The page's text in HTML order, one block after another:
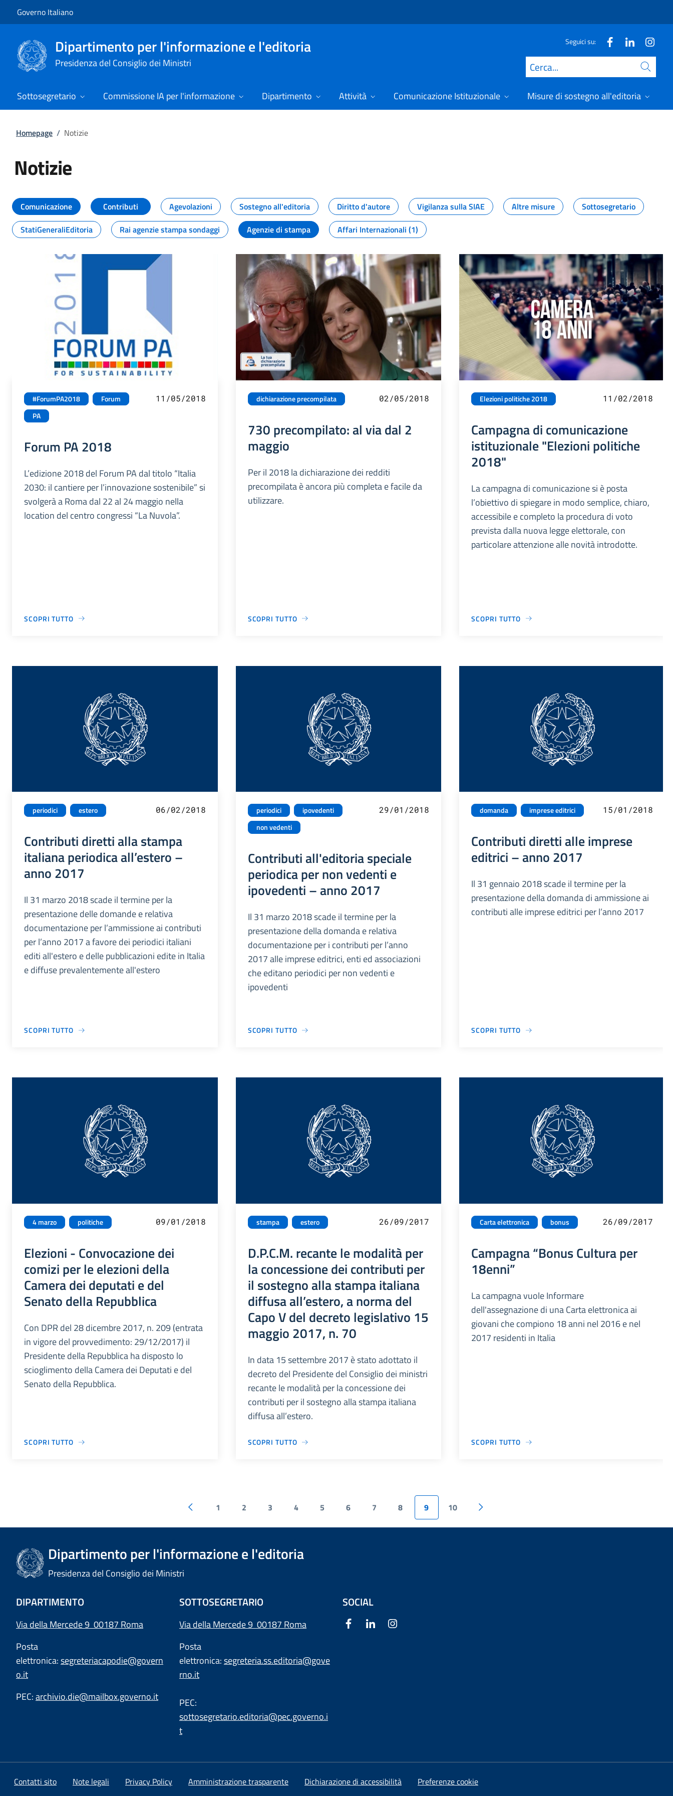
Governo Italiano
Dipartimento per l'informazione e l'editoria
Presidenza del Consiglio dei Ministri
Seguici su:
Cerca
Sottosegretario Commissione IA per l'informazione Dipartimento Attività Comunicazione Istituzionale Misure di sostegno all'editoria
Homepage / Notizie
Notizie
Tutti i contenuti della pagina Notizie
Comunicazione Contributi Agevolazioni Sostegno all'editoria Diritto d'autore Vigilanza sulla SIAE Altre misure
Sottosegretario
StatiGeneraliEditoria
Rai agenzie stampa sondaggi Agenzie di stampa Affari Internazionali (1)
#ForumPA2018
Forum
PA
11/05/2018
Forum PA 2018
L’edizione 2018 del Forum PA dal titolo “Italia
2030: il cantiere per l’innovazione sostenibile” si
svolgerà a Roma dal 22 al 24 maggio nella
location del centro congressi “La Nuvola”.
SCOPRI TUTTO
dichiarazione precompilata 02/05/2018
730 precompilato: al via dal 2
maggio
Per il 2018 la dichiarazione dei redditi
precompilata è ancora più completa e facile da
utilizzare.
SCOPRI TUTTO
Elezioni politiche 2018 11/02/2018
Campagna di comunicazione
istituzionale "Elezioni politiche
2018"
La campagna di comunicazione si è posta
l’obiettivo di spiegare in modo semplice, chiaro,
accessibile e completo la procedura di voto
prevista dalla nuova legge elettorale, con
particolare attenzione alle novità introdotte.
SCOPRI TUTTO
periodici estero 06/02/2018
Contributi diretti alla stampa
italiana periodica all’estero –
anno 2017
Il 31 marzo 2018 scade il termine per la
presentazione delle domande e relativa
documentazione per l’ammissione ai contributi
per l’anno 2017 a favore dei periodici italiani
editi all'estero e delle pubblicazioni edite in Italia
e diffuse prevalentemente all'estero
SCOPRI TUTTO
periodici
ipovedenti
non vedenti
29/01/2018
Contributi all'editoria speciale
periodica per non vedenti e
ipovedenti – anno 2017
Il 31 marzo 2018 scade il termine per la
presentazione della domanda e relativa
documentazione per i contributi per l’anno
2017 alle imprese editrici, enti ed associazioni
che editano periodici per non vedenti e
ipovedenti
SCOPRI TUTTO
domanda imprese editrici 15/01/2018
Contributi diretti alle imprese
editrici – anno 2017
Il 31 gennaio 2018 scade il termine per la
presentazione della domanda di ammissione ai
contributi alle imprese editrici per l’anno 2017
SCOPRI TUTTO
4 marzo politiche 09/01/2018
Elezioni - Convocazione dei
comizi per le elezioni della
Camera dei deputati e del
Senato della Repubblica
Con DPR del 28 dicembre 2017, n. 209 (entrata
in vigore del provvedimento: 29/12/2017) il
Presidente della Repubblica ha disposto lo
scioglimento della Camera dei Deputati e del
Senato della Repubblica.
SCOPRI TUTTO
stampa estero 26/09/2017
D.P.C.M. recante le modalità per
la concessione dei contributi per
il sostegno alla stampa italiana
diffusa all’estero, a norma del
Capo V del decreto legislativo 15
maggio 2017, n. 70
In data 15 settembre 2017 è stato adottato il
decreto del Presidente del Consiglio dei ministri
recante le modalità per la concessione dei
contributi per il sostegno alla stampa italiana
diffusa all’estero.
SCOPRI TUTTO
Carta elettronica bonus 26/09/2017
Campagna “Bonus Cultura per
18enni”
La campagna vuole Informare
dell'assegnazione di una Carta elettronica ai
giovani che compiono 18 anni nel 2016 e nel
2017 residenti in Italia
SCOPRI TUTTO
1 2 3 4 5 6 7 8 9 10
Dipartimento per l'informazione e l'editoria
Presidenza del Consiglio dei Ministri
DIPARTIMENTO
Via della Mercede 9 00187 Roma
Posta
elettronica:segreteriacapodie@govern
o.it
PEC:archivio.die@mailbox.governo.it
SOTTOSEGRETARIO
Via della Mercede 9 00187 Roma
Posta
elettronica:segreteria.ss.editoria@gove
rno.it
PEC:
sottosegretario.editoria@pec.governo.i
t
SOCIAL
Contatti sito Note legali Privacy Policy Amministrazione trasparente Dichiarazione di accessibilità Preferenze cookie